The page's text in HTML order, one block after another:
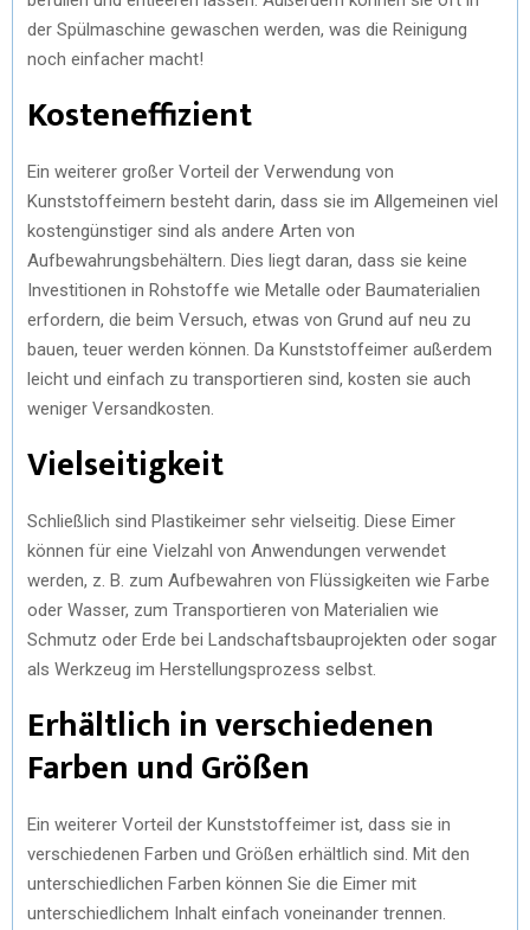
der Spülmaschine gewaschen werden, was die Reinigung
noch einfacher macht!
Kosteneffizient
Ein weiterer großer Vorteil der Verwendung von
Kunststoffeimern besteht darin, dass sie im Allgemeinen viel
kostengünstiger sind als andere Arten von
Aufbewahrungsbehältern. Dies liegt daran, dass sie keine
Investitionen in Rohstoffe wie Metalle oder Baumaterialien
erfordern, die beim Versuch, etwas von Grund auf neu zu
bauen, teuer werden können. Da Kunststoffeimer außerdem
leicht und einfach zu transportieren sind, kosten sie auch
weniger Versandkosten.
Vielseitigkeit
Schließlich sind Plastikeimer sehr vielseitig. Diese Eimer
können für eine Vielzahl von Anwendungen verwendet
werden, z. B. zum Aufbewahren von Flüssigkeiten wie Farbe
oder Wasser, zum Transportieren von Materialien wie
Schmutz oder Erde bei Landschaftsbauprojekten oder sogar
als Werkzeug im Herstellungsprozess selbst.
Erhältlich in verschiedenen
Farben und Größen
Ein weiterer Vorteil der Kunststoffeimer ist, dass sie in
verschiedenen Farben und Größen erhältlich sind. Mit den
unterschiedlichen Farben können Sie die Eimer mit
unterschiedlichem Inhalt einfach voneinander trennen.